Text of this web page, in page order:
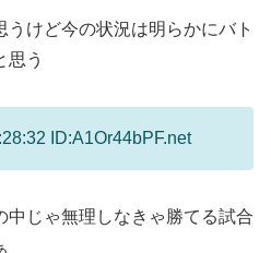
けど今の状況は明らかにバト
思う
ID:A1Or44bPF.net
中じゃ無理しなきゃ勝てる試合